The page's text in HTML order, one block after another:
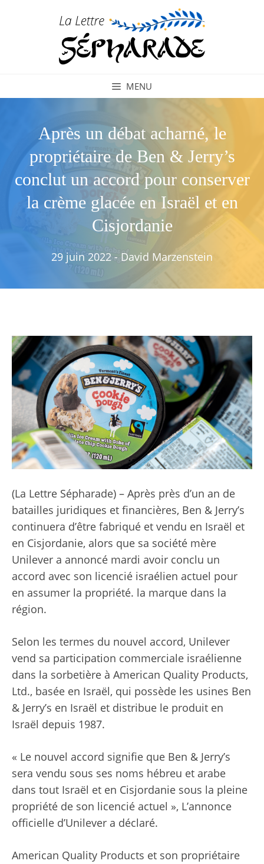
MENU
Après un débat acharné, le
propriétaire de Ben & Jerry’s
conclut un accord pour conserver
la crème glacée en Israël et en
Cisjordanie
29 juin 2022 - David Marzenstein
(La Lettre Sépharade) – Après près d’un an de
batailles juridiques et financières, Ben & Jerry’s
continuera d’être fabriqué et vendu en Israël et
en Cisjordanie, alors que sa société mère
Unilever a annoncé mardi avoir conclu un
accord avec son licencié israélien actuel pour
en assumer la propriété. la marque dans la
région.
Selon les termes du nouvel accord, Unilever
vend sa participation commerciale israélienne
dans la sorbetière à American Quality Products,
Ltd., basée en Israël, qui possède les usines Ben
& Jerry’s en Israël et distribue le produit en
Israël depuis 1987.
« Le nouvel accord signifie que Ben & Jerry’s
sera vendu sous ses noms hébreu et arabe
dans tout Israël et en Cisjordanie sous la pleine
propriété de son licencié actuel », L’annonce
officielle d’Unilever a déclaré.
American Quality Products et son propriétaire